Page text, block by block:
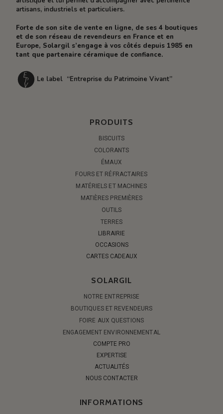
artisans, industriels et particuliers.
Forte de son site de vente en ligne, de ses 4 boutiques
et de son réseau de revendeurs en France et en
Europe, Solargil s’engage à vos côtés depuis 1985 en
tant que partenaire céramique de confiance.
Le label “Entreprise du Patrimoine Vivant”
PRODUITS
BISCUITS
COLORANTS
ÉMAUX
FOURS ET RÉFRACTAIRES
MATÉRIELS ET MACHINES
MATIÈRES PREMIÈRES
OUTILS
TERRES
LIBRAIRIE
OCCASIONS
CARTES CADEAUX
SOLARGIL
NOTRE ENTREPRISE
BOUTIQUES ET REVENDEURS
FOIRE AUX QUESTIONS
ENGAGEMENT ENVIRONNEMENTAL
COMPTE PRO
EXPERTISE
ACTUALITÉS
NOUS CONTACTER
INFORMATIONS